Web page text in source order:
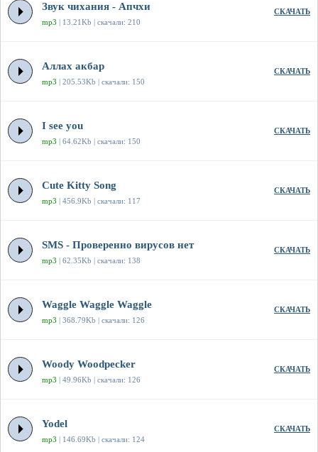
Звук чихания - Апчхи
mp3 | 13.21Kb | скачали: 210
СКАЧАТЬ
Аллах акбар
mp3 | 205.53Kb | скачали: 150
СКАЧАТЬ
I see you
mp3 | 64.62Kb | скачали: 150
СКАЧАТЬ
Cute Kitty Song
mp3 | 456.9Kb | скачали: 117
СКАЧАТЬ
SMS - Проверенно вирусов нет
mp3 | 62.35Kb | скачали: 138
СКАЧАТЬ
Waggle Waggle Waggle
mp3 | 368.79Kb | скачали: 126
СКАЧАТЬ
Woody Woodpecker
mp3 | 49.96Kb | скачали: 126
СКАЧАТЬ
Yodel
mp3 | 146.69Kb | скачали: 124
СКАЧАТЬ